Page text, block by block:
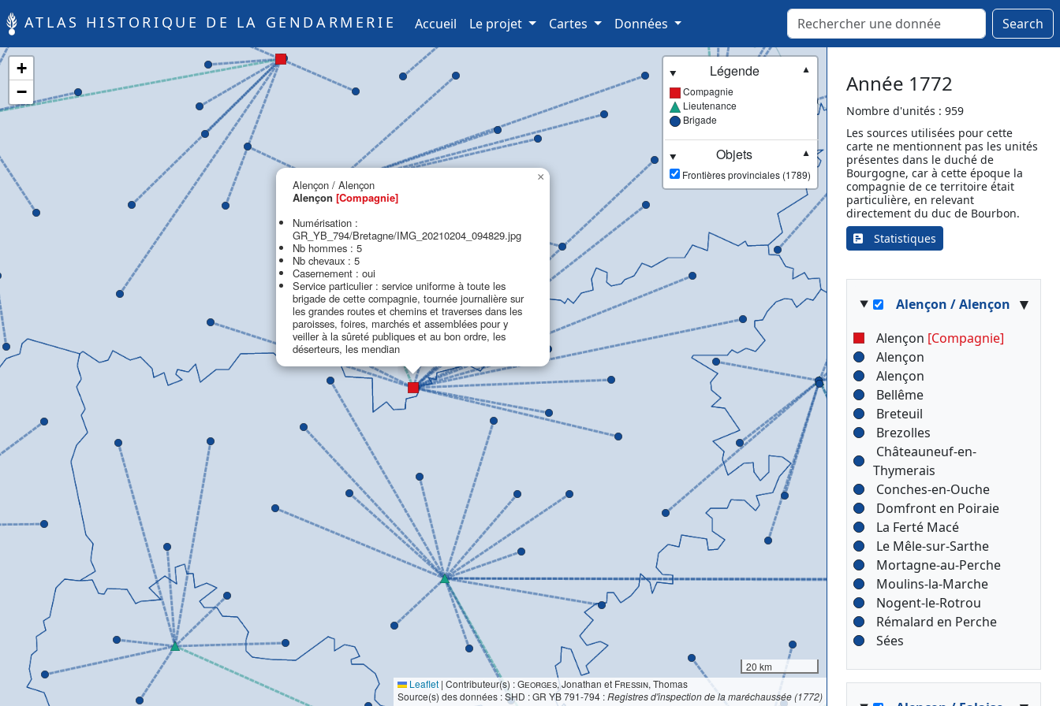
ATLAS HISTORIQUE DE LA GENDARMERIE Accueil (current)
Le projet Cartes Données Search
Alençon / Alençon
Alençon [Compagnie]
Numérisation :
GR_YB_794/Bretagne/IMG_20210204_094829.jpg
Nb hommes : 5
Nb chevaux : 5
Casernement : oui
Service particulier : service uniforme à toute les
brigade de cette compagnie, tournée journalière sur
les grandes routes et chemins et traverses dans les
paroisses, foires, marchés et assemblées pour y
veiller à la sûreté publiques et au bon ordre, les
déserteurs, les mendian
×
+
−
Légende
▼
Compagnie
Lieutenance
Brigade
Objets
▼
Frontières provinciales (1789)
20 km
Leaflet | Contributeur(s) :Georges, Jonathan et Fressin, Thomas
Source(s) des données : SHD : GR YB 791-794 :Registres d'inspection de la maréchaussée (1772)
Année 1772
Nombre d'unités : 959
Les sources utilisées pour cette
carte ne mentionnent pas les unités
présentes dans le duché de
Bourgogne, car à cette époque la
compagnie de ce territoire était
particulière, en relevant
directement du duc de Bourbon.
Statistiques
Alençon / Alençon ▾
Alençon [Compagnie]
Alençon
Alençon
Bellême
Breteuil
Brezolles
Châteauneuf-en-
Thymerais
Conches-en-Ouche
Domfront en Poiraie
La Ferté Macé
Le Mêle-sur-Sarthe
Mortagne-au-Perche
Moulins-la-Marche
Nogent-le-Rotrou
Rémalard en Perche
Sées